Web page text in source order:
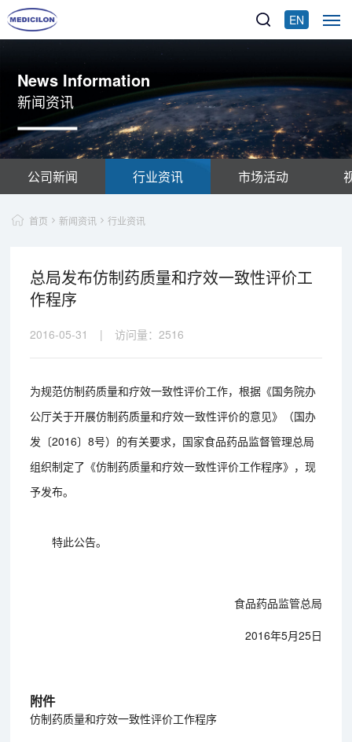
EN
News Information
新闻资讯
公司新闻 行业资讯 市场活动
首页 新闻资讯 行业资讯
总局发布仿制药质量和疗效一致性评价工
作程序
2016-05-31 | 访问量： 2516
为规范仿制药质量和疗效一致性评价工作，根据《国务院办
公厅关于开展仿制药质量和疗效一致性评价的意见》（国办
发〔2016〕8号）的有关要求，国家食品药品监督管理总局
组织制定了《仿制药质量和疗效一致性评价工作程序》，现
予发布。
特此公告。
食品药品监管总局
2016年5月25日
附件
仿制药质量和疗效一致性评价工作程序